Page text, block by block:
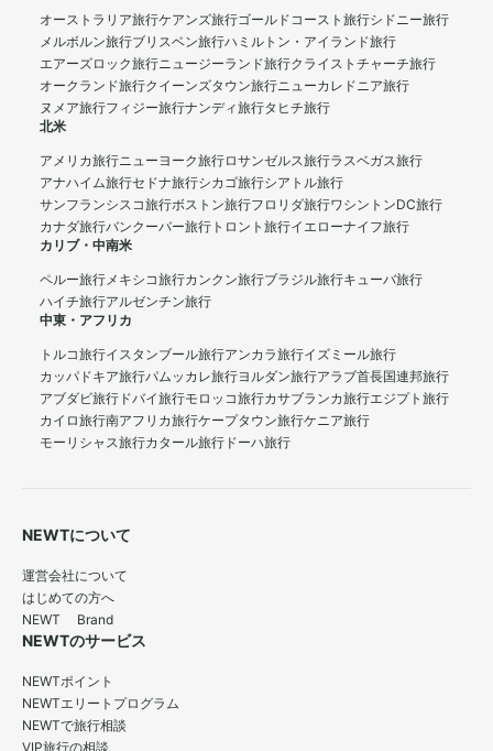
オーストラリア旅行ケアンズ旅行ゴールドコースト旅行シドニー旅行
メルボルン旅行ブリスベン旅行ハミルトン・アイランド旅行
エアーズロック旅行ニュージーランド旅行クライストチャーチ旅行
オークランド旅行クイーンズタウン旅行ニューカレドニア旅行
ヌメア旅行フィジー旅行ナンディ旅行タヒチ旅行
北米
アメリカ旅行ニューヨーク旅行ロサンゼルス旅行ラスベガス旅行
アナハイム旅行セドナ旅行シカゴ旅行シアトル旅行
サンフランシスコ旅行ボストン旅行フロリダ旅行ワシントンDC旅行
カナダ旅行バンクーバー旅行 トロント旅行イエローナイフ旅行
カリブ・中南米
ペルー旅行メキシコ旅行カンクン旅行ブラジル旅行キューバ旅行
ハイチ旅行アルゼンチン旅行
中東・アフリカ
トルコ旅行イスタンブール旅行アンカラ旅行イズミール旅行
カッパドキア旅行パムッカレ旅行ヨルダン旅行アラブ首長国連邦旅行
アブダビ旅行 ドバイ旅行モロッコ旅行カサブランカ旅行エジプト旅行
カイロ旅行南アフリカ旅行ケープタウン旅行ケニア旅行
モーリシャス旅行カタール旅行 ドーハ旅行
NEWTについて
運営会社について
はじめての方へ
NEWT Brand
NEWTのサービス
NEWTポイント
NEWTエリートプログラム
NEWTで旅行相談
VIP旅行の相談